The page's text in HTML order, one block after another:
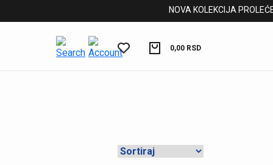
NOVA KOLEKCIJA PROLEĆE/
0,00 RSD